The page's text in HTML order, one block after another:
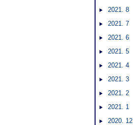
2021. 8
2021. 7
2021. 6
2021. 5
2021. 4
2021. 3
2021. 2
2021. 1
2020. 12